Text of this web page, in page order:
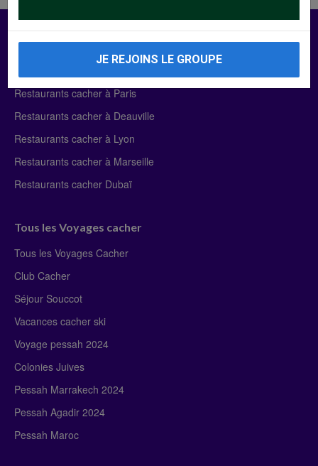
Manger Cacher
Restaurants cacher à Paris
Restaurants cacher à Deauville
Restaurants cacher à Lyon
Restaurants cacher à Marseille
Restaurants cacher Dubaï
Tous les Voyages cacher
Tous les Voyages Cacher
Club Cacher
Séjour Souccot
Vacances cacher ski
Voyage pessah 2024
Colonies Juives
Pessah Marrakech 2024
Pessah Agadir 2024
Pessah Maroc
JE REJOINS LE GROUPE